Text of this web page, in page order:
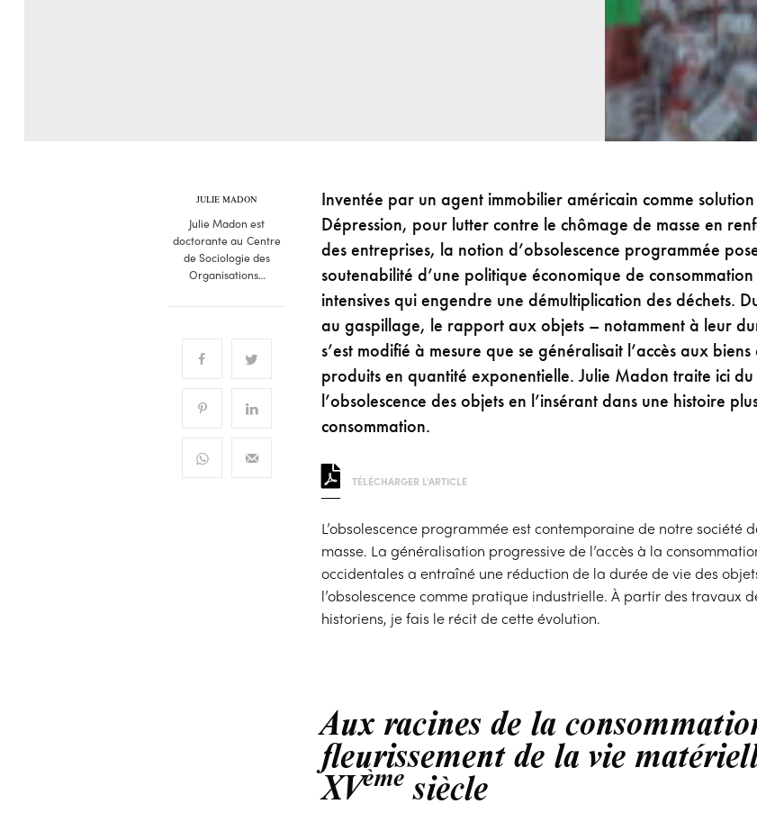
JULIE MADON
Julie Madon est
doctorante au Centre
de Sociologie des
Organisations…
Inventée par un agent immobilier américain comme
Dépression, pour lutter contre le chômage de masse en
des entreprises, la notion d’obsolescence programmée
soutenabilité d’une politique économique de
intensives qui engendre une démultiplication des déchets.
au gaspillage, le rapport aux objets – notamment à leur
s’est modifié à mesure que se généralisait l’accès aux
produits en quantité exponentielle. Julie Madon traite ici
l’obsolescence des objets en l’insérant dans une histoire
consommation.
TÉLÉCHARGER L'ARTICLE
L’obsolescence programmée est contemporaine de notre société
masse. La généralisation progressive de l’accès à la
occidentales a entraîné une réduction de la durée de vie des
l’obsolescence comme pratique industrielle. À partir des travaux
historiens, je fais le récit de cette évolution.
Aux racines de la
fleurissement de la vie
XVème siècle